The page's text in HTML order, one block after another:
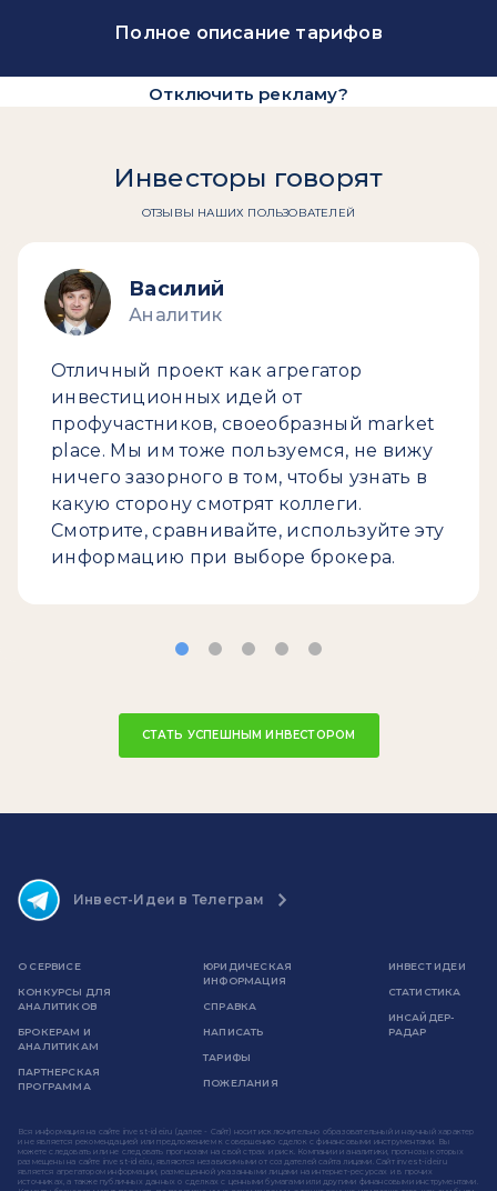
Полное описание тарифов
Отключить рекламу?
Инвесторы говорят
ОТЗЫВЫ НАШИХ ПОЛЬЗОВАТЕЛЕЙ
Василий
Аналитик
Отличный проект как агрегатор
инвестиционных идей от
профучастников, своеобразный market
place. Мы им тоже пользуемся, не вижу
ничего зазорного в том, чтобы узнать в
какую сторону смотрят коллеги.
Смотрите, сравнивайте, используйте эту
информацию при выборе брокера.
СТАТЬ УСПЕШНЫМ ИНВЕСТОРОМ
Инвест-Идеи в Телеграм
О СЕРВИСЕ
КОНКУРСЫ ДЛЯ
АНАЛИТИКОВ
БРОКЕРАМ И
АНАЛИТИКАМ
ПАРТНЕРСКАЯ
ПРОГРАММА
ЮРИДИЧЕСКАЯ
ИНФОРМАЦИЯ
СПРАВКА
НАПИСАТЬ
ТАРИФЫ
ПОЖЕЛАНИЯ
ИНВЕСТ ИДЕИ
СТАТИСТИКА
ИНСАЙДЕР-
РАДАР
Вся информация на сайте invest-idei.ru (далее - Сайт) носит исключительно образовательный и научный характер
и не является рекомендацией или предложением к совершению сделок с финансовыми инструментами. Вы
можете следовать или не следовать прогнозам на свой страх и риск. Компании и аналитики, прогнозы которых
размещены на сайте invest-idei.ru, являются независимыми от создателей сайта лицами. Сайт invest-idei.ru
является агрегатором информации, размещенной указанными лицами на интернет-ресурсах и в прочих
источниках, а также публичных данных о сделках с ценными бумагами или другими финансовыми инструментами.